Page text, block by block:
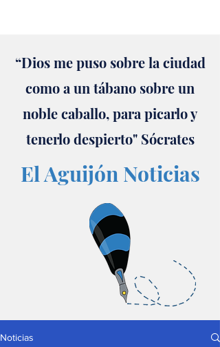
“Dios me puso sobre la ciudad
como a un tábano sobre un
noble caballo, para picarlo y
tenerlo despierto" Sócrates
El Aguijón Noticias
Noticias